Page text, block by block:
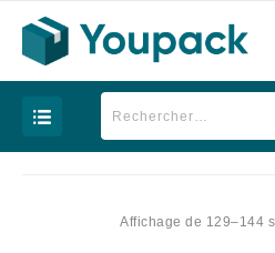
Affichage de 129–144